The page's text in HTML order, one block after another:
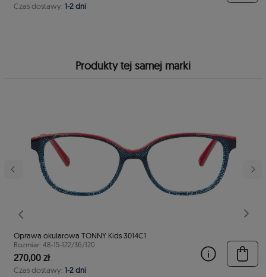
Czas dostawy: 1-2 dni
Produkty tej samej marki
Poprzedni
Oprawa okularowa TONNY Kids 3014C1
Rozmiar: 48-15-122/36/120
270,00 zł
Czas dostawy: 1-2 dni